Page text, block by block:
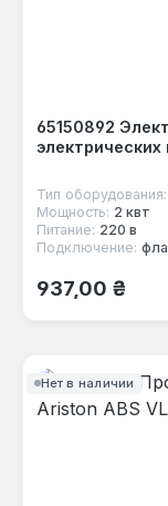
65150892
Тип оборудования:
Мощность: 2 квт
Питание: 220 в
Подключение:
Обычная цена:
937,00 ₴
Нет в наличии